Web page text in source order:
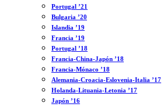
Portugal ’21
Bulgaria ’20
Islandia ’19
Francia ’19
Portugal ’18
Francia-China-Japón ’18
Francia-Mónaco ’18
Alemania-Croacia-Eslovenia-Italia ’17
Holanda-Lituania-Letonia ’17
Japón ’16